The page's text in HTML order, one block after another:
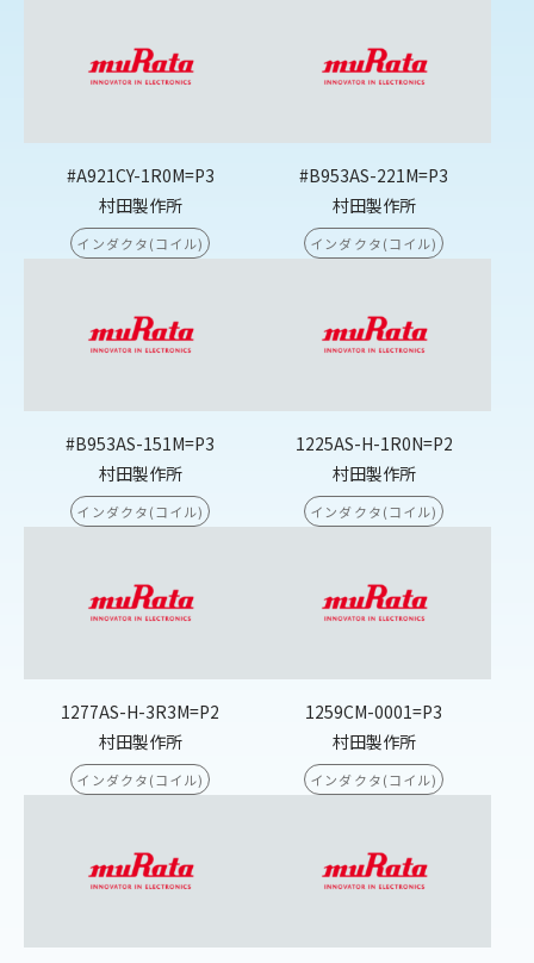
#A921CY-1R0M=P3
村田製作所
インダクタ(コイル)
#B953AS-221M=P3
村田製作所
インダクタ(コイル)
#B953AS-151M=P3
村田製作所
インダクタ(コイル)
1225AS-H-1R0N=P2
村田製作所
インダクタ(コイル)
1277AS-H-3R3M=P2
村田製作所
インダクタ(コイル)
1259CM-0001=P3
村田製作所
インダクタ(コイル)